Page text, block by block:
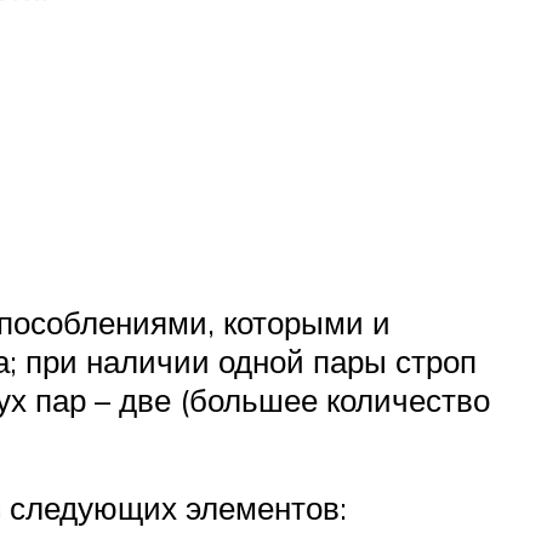
которыми и
при наличии одной пары строп
пар – две (большее количество
следующих элементов: